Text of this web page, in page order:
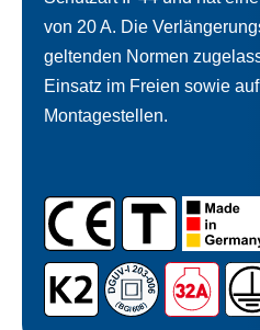
von 20 A. Die
geltenden Normen
Einsatz im Freien sowie
Montagestellen.